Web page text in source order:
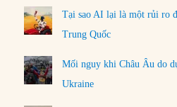
Tại sao AI lại là một rủi ro
Trung Quốc
Mối nguy khi Châu Âu do
Ukraine